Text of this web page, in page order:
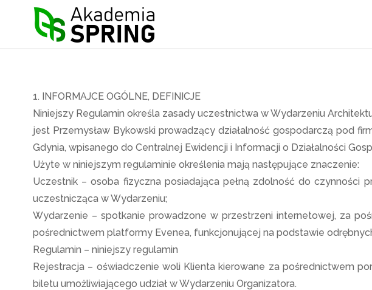
1. INFORMAJCE OGÓLNE, DEFINICJE
Niniejszy Regulamin określa zasady uczestnictwa w Wydarzeniu
jest Przemysław Bykowski prowadzący działalność gospodarczą pod
Gdynia, wpisanego do Centralnej Ewidencji i Informacji o Działalności
Użyte w niniejszym regulaminie określenia mają następujące znaczenie:
Uczestnik – osoba fizyczna posiadająca pełną zdolność do czynności
uczestnicząca w Wydarzeniu;
Wydarzenie – spotkanie prowadzone w przestrzeni internetowej, za
pośrednictwem platformy Evenea, funkcjonującej na podstawie
Regulamin – niniejszy regulamin
Rejestracja – oświadczenie woli Klienta kierowane za pośrednictwem
biletu umożliwiającego udział w Wydarzeniu Organizatora.